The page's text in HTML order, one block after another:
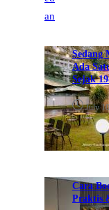
Sedang
Ada
Sejak
July
Cara
Praktis